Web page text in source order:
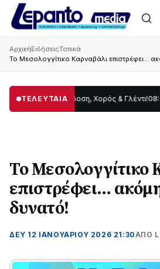
ΑρχικήΕιδήσειςΤοπικά
Το Μεσολογγίτικο Καρναβάλι επιστρέφει…
ΤΕΛΕΥΤΑΙΑ
Παράδοση, Χορός & Γλέντι!08:41 ΤΟ
Το Μεσολογγίτικο
επιστρέφει…
δυνατό!
ΔΕΥ 12 ΙΑΝΟΥΑΡΊΟΥ 2026 21:30ΑΠΌ